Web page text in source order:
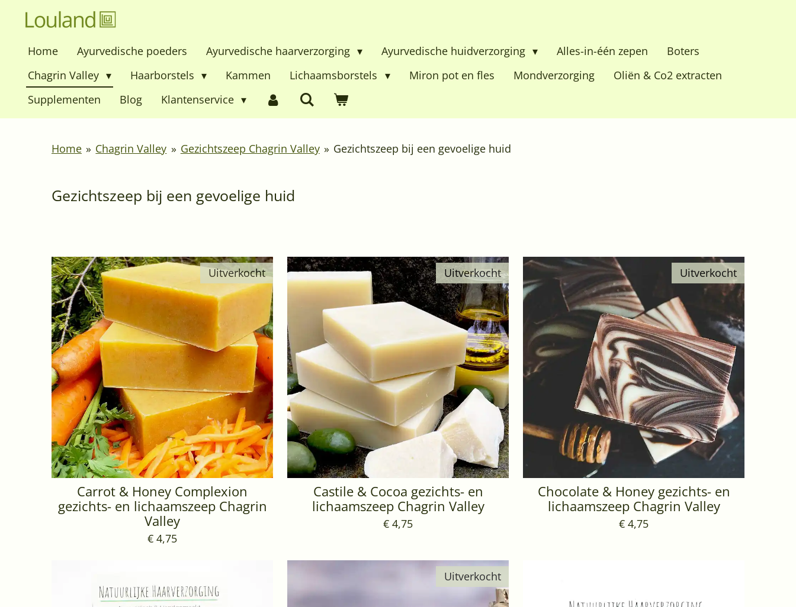
hoofdinhoud
Home Ayurvedische poeders Ayurvedische haarverzorging Ayurvedische huidverzorging Alles-in-één zepen
Boters
Chagrin Valley
Haarborstels Kammen Lichaamsborstels Miron pot en fles Mondverzorging
Oliën & Co2 extracten
Supplementen
Blog Klantenservice
Home » Chagrin Valley » Gezichtszeep Chagrin Valley » Gezichtszeep bij een gevoelige huid
Gezichtszeep bij een gevoelige huid
Uitverkocht
Carrot & Honey Complexion
gezichts- en lichaamszeep Chagrin
Valley
€ 4,75
Uitverkocht
Castile & Cocoa gezichts- en
lichaamszeep Chagrin Valley
€ 4,75
Uitverkocht
Chocolate & Honey gezichts- en
lichaamszeep Chagrin Valley
€ 4,75
Uitverkocht